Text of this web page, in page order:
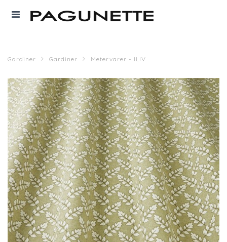
Gardiner Gardiner Metervarer - ILIV